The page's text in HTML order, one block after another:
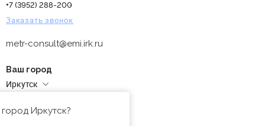
+7 (3952) 288-200
Заказать звонок
metr-consult@emi.irk.ru
Ваш город
Иркутск
Иркутск?